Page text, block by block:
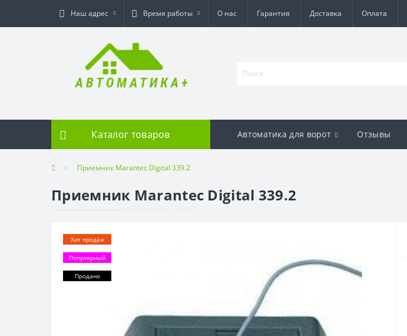
Наш адрес Время работы О нас Гарантия Доставка Оплата
Каталог товаров Автоматика для ворот Отзывы
Приемник Marantec Digital 339.2
Приемник Marantec Digital 339.2
Хит продаж
Популярный
Продано